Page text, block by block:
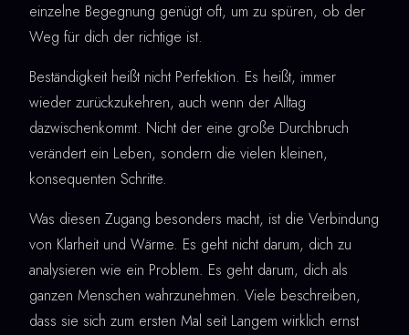
einzelne Begegnung genügt oft, um zu spüren, ob der
Weg für dich der richtige ist.
Beständigkeit heißt nicht Perfektion. Es heißt, immer
wieder zurückzukehren, auch wenn der Alltag
dazwischenkommt. Nicht der eine große Durchbruch
verändert ein Leben, sondern die vielen kleinen,
konsequenten Schritte.
Was diesen Zugang besonders macht, ist die Verbindung
von Klarheit und Wärme. Es geht nicht darum, dich zu
analysieren wie ein Problem. Es geht darum, dich als
ganzen Menschen wahrzunehmen. Viele beschreiben,
dass sie sich zum ersten Mal seit Langem wirklich ernst